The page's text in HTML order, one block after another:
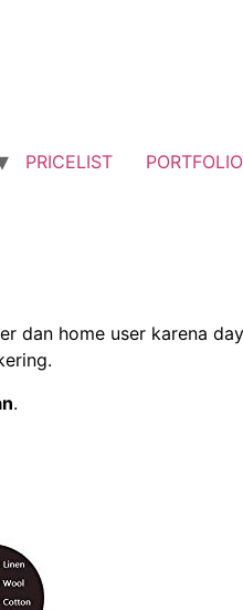
PRICELIST PORTFOLIO
dan home user karena
.